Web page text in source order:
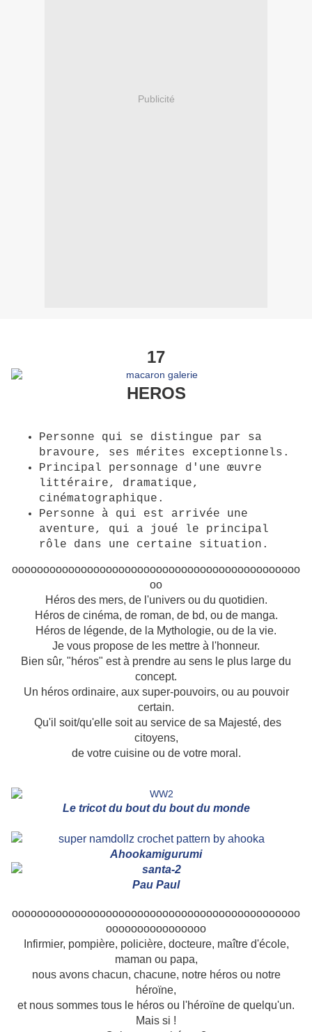
Publicité
17
HEROS
Personne qui se distingue par sa
bravoure, ses mérites exceptionnels.
Principal personnage d'une œuvre
littéraire, dramatique,
cinématographique.
Personne à qui est arrivée une
aventure, qui a joué le principal
rôle dans une certaine situation.
oooooooooooooooooooooooooooooooooooooooooooooo
oo
Héros des mers, de l'univers ou du quotidien.
Héros de cinéma, de roman, de bd, ou de manga.
Héros de légende, de la Mythologie, ou de la vie.
Je vous propose de les mettre à l'honneur.
Bien sûr, "héros" est à prendre au sens le plus large du
concept.
Un héros ordinaire, aux super-pouvoirs, ou au pouvoir
certain.
Qu'il soit/qu'elle soit au service de sa Majesté, des
citoyens,
de votre cuisine ou de votre moral.
Le tricot du bout du bout du monde
Ahookamigurumi
Pau Paul
oooooooooooooooooooooooooooooooooooooooooooooo
oooooooooooooooo
Infirmier, pompière, policière, docteure, maître d'école,
maman ou papa,
nous avons chacun, chacune, notre héros ou notre
héroïne,
et nous sommes tous le héros ou l'héroïne de quelqu'un.
Mais si !